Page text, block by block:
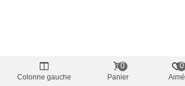
Colonne gauche Panier
0
Aimé
0